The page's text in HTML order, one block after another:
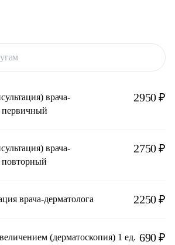
врача-
первичный
2950 ₽
врача-
повторный
2750 ₽
врача-дерматолога 2250 ₽
(дерматоскопия) 1 ед. 690 ₽